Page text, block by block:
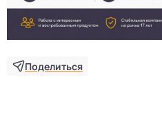
Поделиться